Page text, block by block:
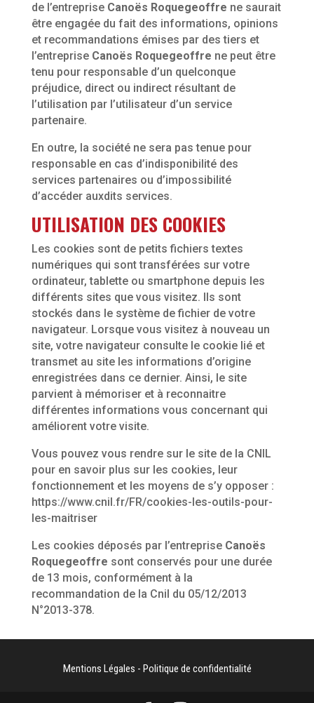
de l’entreprise Canoës Roquegeoffre ne saurait
être engagée du fait des informations, opinions
et recommandations émises par des tiers et
l’entreprise Canoës Roquegeoffre ne peut être
tenu pour responsable d’un quelconque
préjudice, direct ou indirect résultant de
l’utilisation par l’utilisateur d’un service
partenaire.
En outre, la société ne sera pas tenue pour
responsable en cas d’indisponibilité des
services partenaires ou d’impossibilité
d’accéder auxdits services.
UTILISATION DES COOKIES
Les cookies sont de petits fichiers textes
numériques qui sont transférées sur votre
ordinateur, tablette ou smartphone depuis les
différents sites que vous visitez. Ils sont
stockés dans le système de fichier de votre
navigateur. Lorsque vous visitez à nouveau un
site, votre navigateur consulte le cookie lié et
transmet au site les informations d’origine
enregistrées dans ce dernier. Ainsi, le site
parvient à mémoriser et à reconnaitre
différentes informations vous concernant qui
améliorent votre visite.
Vous pouvez vous rendre sur le site de la CNIL
pour en savoir plus sur les cookies, leur
fonctionnement et les moyens de s’y opposer :
https://www.cnil.fr/FR/cookies-les-outils-pour-
les-maitriser
Les cookies déposés par l’entreprise Canoës
Roquegeoffre sont conservés pour une durée
de 13 mois, conformément à la
recommandation de la Cnil du 05/12/2013
N°2013-378.
Mentions Légales - Politique de confidentialité